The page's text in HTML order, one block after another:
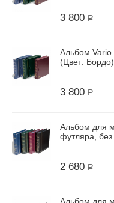
3 800 Р
Альбом Vario
(Цвет:
3 800 Р
Альбом для
футляра, без
2 680 Р
Альбом для